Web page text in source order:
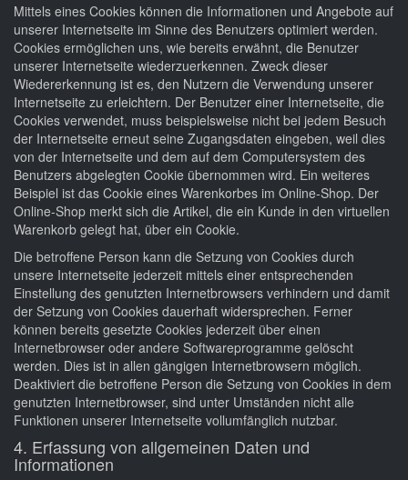
Mittels eines Cookies können die Informationen und Angebote auf
unserer Internetseite im Sinne des Benutzers optimiert werden.
Cookies ermöglichen uns, wie bereits erwähnt, die Benutzer
unserer Internetseite wiederzuerkennen. Zweck dieser
Wiedererkennung ist es, den Nutzern die Verwendung unserer
Internetseite zu erleichtern. Der Benutzer einer Internetseite, die
Cookies verwendet, muss beispielsweise nicht bei jedem Besuch
der Internetseite erneut seine Zugangsdaten eingeben, weil dies
von der Internetseite und dem auf dem Computersystem des
Benutzers abgelegten Cookie übernommen wird. Ein weiteres
Beispiel ist das Cookie eines Warenkorbes im Online-Shop. Der
Online-Shop merkt sich die Artikel, die ein Kunde in den virtuellen
Warenkorb gelegt hat, über ein Cookie.
Die betroffene Person kann die Setzung von Cookies durch
unsere Internetseite jederzeit mittels einer entsprechenden
Einstellung des genutzten Internetbrowsers verhindern und damit
der Setzung von Cookies dauerhaft widersprechen. Ferner
können bereits gesetzte Cookies jederzeit über einen
Internetbrowser oder andere Softwareprogramme gelöscht
werden. Dies ist in allen gängigen Internetbrowsern möglich.
Deaktiviert die betroffene Person die Setzung von Cookies in dem
genutzten Internetbrowser, sind unter Umständen nicht alle
Funktionen unserer Internetseite vollumfänglich nutzbar.
4. Erfassung von allgemeinen Daten und
Informationen